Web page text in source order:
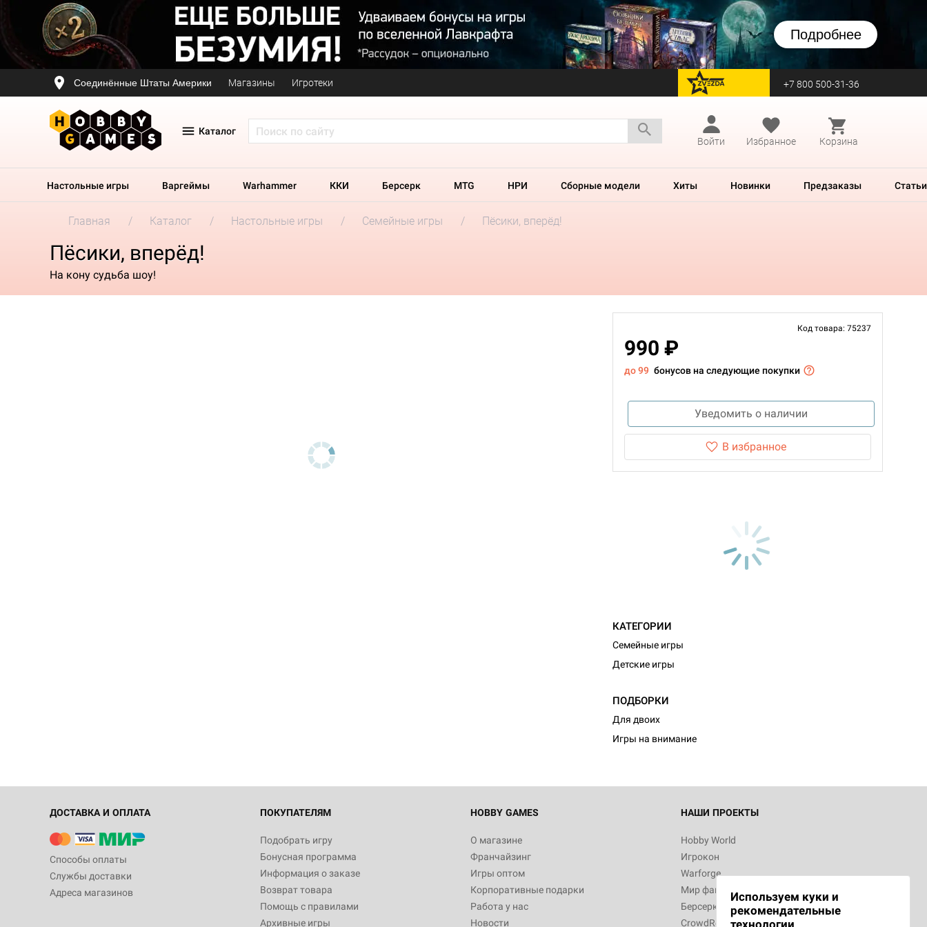
Подробнее
Соединённые Штаты Америки Магазины Игротеки перейти на Zvezda +7 800 500-31-36
Каталог
Войти
Избранное Корзина
Настольные игры Варгеймы Warhammer ККИ Берсерк MTG НРИ Сборные модели Хиты Новинки Предзаказы Статьи
Главная Каталог Настольные игры Семейные игры Пёсики, вперёд!
Пёсики, вперёд!
На кону судьба шоу!
Код товара: 75237
990 ₽
до 99 бонусов на следующие покупки
Уведомить о наличии
В избранное
КАТЕГОРИИ
Семейные игры
Детские игры
ПОДБОРКИ
Для двоих
Игры на внимание
ДОСТАВКА И ОПЛАТА
Способы оплаты
Службы доставки
Адреса магазинов
ПОКУПАТЕЛЯМ
Подобрать игру
Бонусная программа
Информация о заказе
Возврат товара
Помощь с правилами
Архивные игры
HOBBY GAMES
О магазине
Франчайзинг
Игры оптом
Корпоративные подарки
Работа у нас
Новости
НАШИ ПРОЕКТЫ
Hobby World
Игрокон
Warforge
Мир фантастики
Берсерк
CrowdRepublic
Используем куки и
рекомендательные
технологии